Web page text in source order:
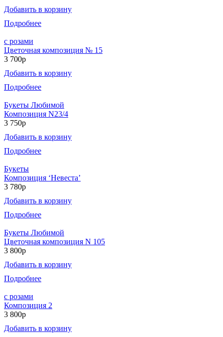
Добавить в корзину
Подробнее
с розами
Цветочная композиция № 15
3 700р
Добавить в корзину
Подробнее
Букеты Любимой
Композиция N23/4
3 750р
Добавить в корзину
Подробнее
Букеты
Композиция ‘Невеста’
3 780р
Добавить в корзину
Подробнее
Букеты Любимой
Цветочная композиция N 105
3 800р
Добавить в корзину
Подробнее
с розами
Композиция 2
3 800р
Добавить в корзину